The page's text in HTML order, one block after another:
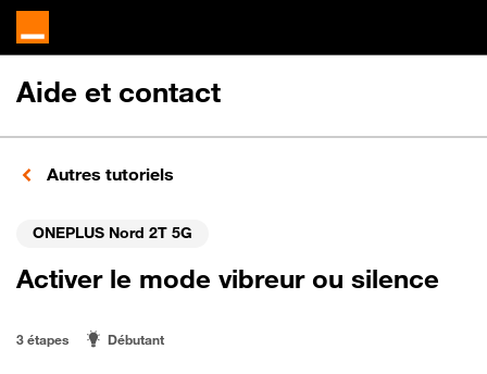
Aide et contact
Autres tutoriels
ONEPLUS Nord 2T 5G
Activer le mode vibreur ou silence
3 étapes Débutant